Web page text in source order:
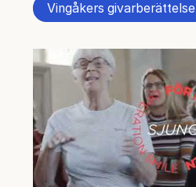
Vingåkers givarberättelse